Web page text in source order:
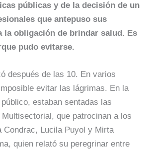
públicas y de la decisión de un
que antepuso sus
la obligación de brindar salud. Es
pudo evitarse.
después de las 10. En varios
evitar las lágrimas. En la
estaban sentadas las
que patrocinan a los
Condrac, Lucila Puyol y Mirta
quien relató su peregrinar entre